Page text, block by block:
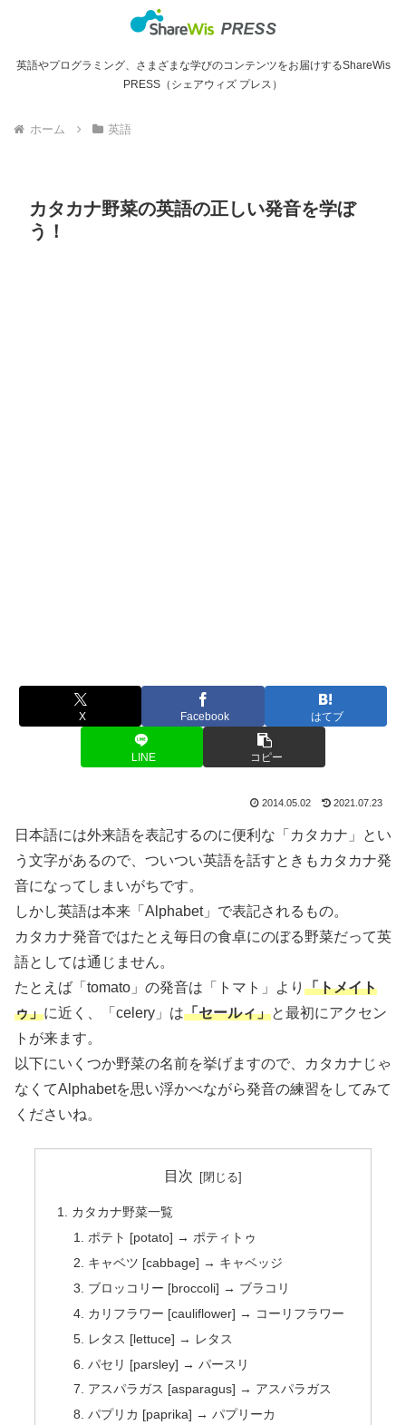
英語やプログラミング、さまざまな学びのコンテンツをお届けするShareWis
PRESS（シェアウィズ プレス）
ホーム 英語
カタカナ野菜の英語の正しい発音を学ぼ
う！
X Facebook はてブ
LINE コピー
2014.05.02 2021.07.23
日本語には外来語を表記するのに便利な「カタカナ」とい
う文字があるので、ついつい英語を話すときもカタカナ発
音になってしまいがちです。
しかし英語は本来「Alphabet」で表記されるもの。
カタカナ発音ではたとえ毎日の食卓にのぼる野菜だって英
語としては通じません。
たとえば「tomato」の発音は「トマト」より 「トメイト
ゥ」に近く、「celery」は「セールィ」と最初にアクセン
トが来ます。
以下にいくつか野菜の名前を挙げますので、カタカナじゃ
なくてAlphabetを思い浮かべながら発音の練習をしてみて
くださいね。
目次
カタカナ野菜一覧
ポテト [potato] → ポティトゥ
キャベツ [cabbage] → キャベッジ
ブロッコリー [broccoli] → ブラコリ
カリフラワー [cauliflower] → コーリフラワー
レタス [lettuce] → レタス
パセリ [parsley] → パースリ
アスパラガス [asparagus] → アスパラガス
パプリカ [paprika] → パプリーカ